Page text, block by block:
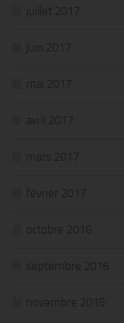
juillet 2017
juin 2017
mai 2017
avril 2017
mars 2017
février 2017
octobre 2016
septembre 2016
novembre 2015